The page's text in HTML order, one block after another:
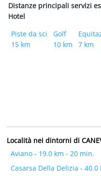
Distanze principali servizi
Hotel
Piste da sci
15 km
Golf
10 km
7 km
Località nei dintorni di
Aviano - 19.0 km - 20 min.
Casarsa Della Delizia -